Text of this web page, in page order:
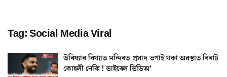
Tag:Social Media Viral
উৰিষ্যাৰ বিখ্যাত মন্দিৰত প্ৰসাদ ভগাই থকা অৱস্থাত বিৰাট
কোহলী নেকি ! ভাইৰেল ভিডিঅ’